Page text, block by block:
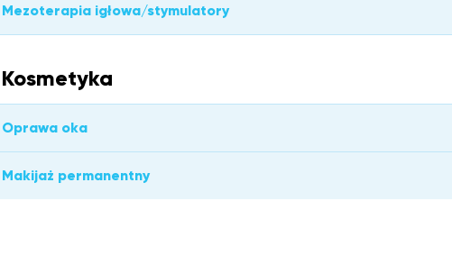
Mezoterapia igłowa/stymulatory
Kosmetyka
Oprawa oka
Makijaż permanentny